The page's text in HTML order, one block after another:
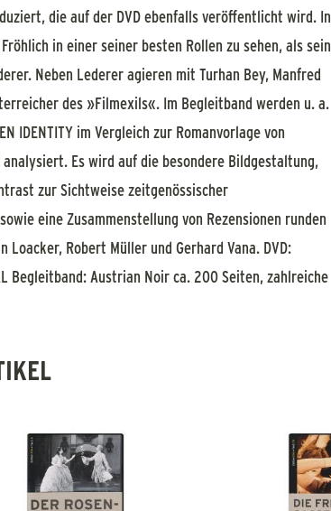
die auf der DVD ebenfalls veröffentlicht wird. In
in einer seiner besten Rollen zu sehen, als sein
Neben Lederer agieren mit Turhan Bey, Manfred
des »Filmexils«. Im Begleitband werden u. a.
IDENTITY im Vergleich zur Romanvorlage von
Es wird auf die besondere Bildgestaltung,
zur Sichtweise zeitgenössischer
eine Zusammenstellung von Rezensionen runden
Robert Müller und Gerhard Vana. DVD:
Begleitband: Austrian Noir ca. 200 Seiten, zahlreiche